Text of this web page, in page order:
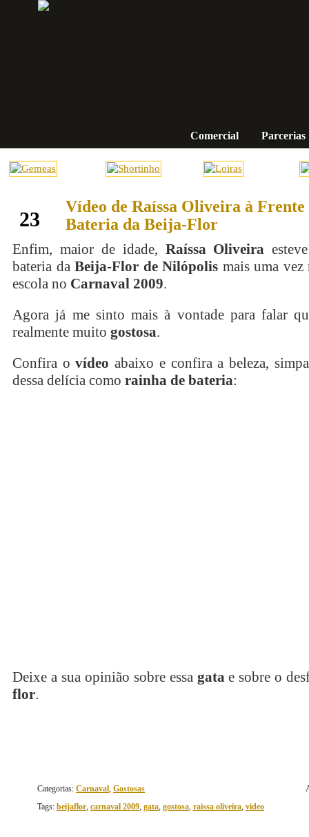
Parcerias
Comercial
23
Vídeo de Raíssa Oliveira à Frente
Bateria da Beija-Flor
Enfim, maior de idade, Raíssa Oliveira
bateria da Beija-Flor de Nilópolis mais uma
escola no Carnaval 2009.
Agora já me sinto mais à vontade para falar
realmente muito gostosa.
Confira ovídeo abaixo e confira a beleza,
dessa delícia como rainha de bateria:
Deixe a sua opinião sobre essa gata e sobre o
flor.
Categorias: Carnaval, Gostosas
Tags: beijaflor, carnaval 2009, gata, gostosa, raissa oliveira, video